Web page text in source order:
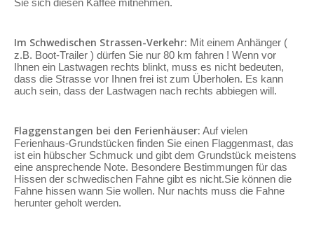
Sie sich diesen Kaffee mitnehmen.
Im Schwedischen Strassen-Verkehr: Mit einem Anhänger (
z.B. Boot-Trailer ) dürfen Sie nur 80 km fahren ! Wenn vor
Ihnen ein Lastwagen rechts blinkt, muss es nicht bedeuten,
dass die Strasse vor Ihnen frei ist zum Überholen. Es kann
auch sein, dass der Lastwagen nach rechts abbiegen will.
Flaggenstangen bei den Ferienhäuser: Auf vielen
Ferienhaus-Grundstücken finden Sie einen Flaggenmast, das
ist ein hübscher Schmuck und gibt dem Grundstück meistens
eine ansprechende Note. Besondere Bestimmungen für das
Hissen der schwedischen Fahne gibt es nicht.Sie können die
Fahne hissen wann Sie wollen. Nur nachts muss die Fahne
herunter geholt werden.